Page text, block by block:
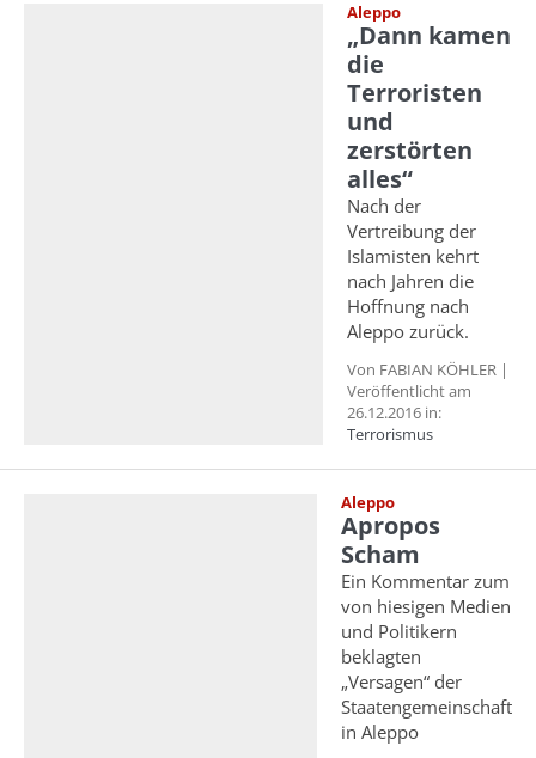
Aleppo
„Dann kamen
die
Terroristen
und
zerstörten
alles“
Nach der
Vertreibung der
Islamisten kehrt
nach Jahren die
Hoffnung nach
Aleppo zurück.
Von FABIAN KÖHLER |
Veröffentlicht am
26.12.2016 in:
Terrorismus
Aleppo
Apropos
Scham
Ein Kommentar zum
von hiesigen Medien
und Politikern
beklagten
„Versagen“ der
Staatengemeinschaft
in Aleppo